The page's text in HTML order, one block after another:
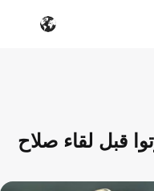
قبل لقاء صلاح